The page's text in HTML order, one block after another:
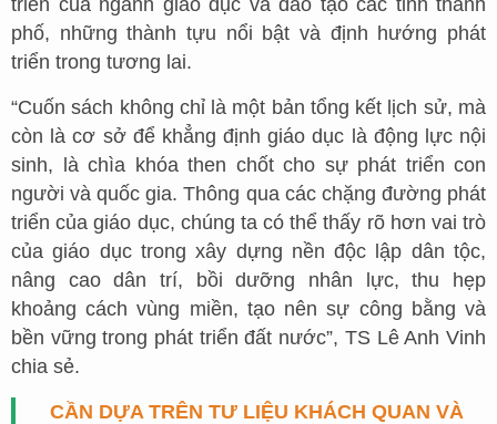
phố, những thành tựu nổi bật và định hướng phát
triển trong tương lai.
“Cuốn sách không chỉ là một bản tổng kết lịch sử, mà
còn là cơ sở để khẳng định giáo dục là động lực nội
sinh, là chìa khóa then chốt cho sự phát triển con
người và quốc gia. Thông qua các chặng đường phát
triển của giáo dục, chúng ta có thể thấy rõ hơn vai trò
của giáo dục trong xây dựng nền độc lập dân tộc,
nâng cao dân trí, bồi dưỡng nhân lực, thu hẹp
khoảng cách vùng miền, tạo nên sự công bằng và
bền vững trong phát triển đất nước”, TS Lê Anh Vinh
chia sẻ.
CẦN DỰA TRÊN TƯ LIỆU KHÁCH QUAN VÀ